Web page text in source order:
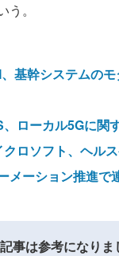
。
基幹システムの
ローカル5Gに関
ロソフト、ヘル
メーション推進で
事は参考になりま